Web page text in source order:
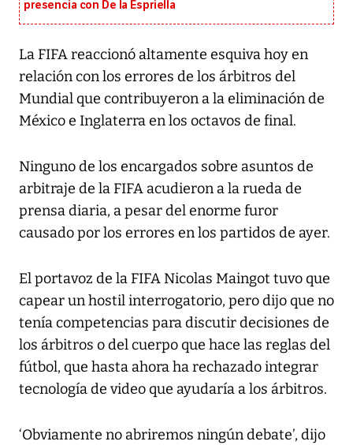
presencia con De la Espriella
La FIFA reaccionó altamente esquiva hoy en
relación con los errores de los árbitros del
Mundial que contribuyeron a la eliminación de
México e Inglaterra en los octavos de final.
Ninguno de los encargados sobre asuntos de
arbitraje de la FIFA acudieron a la rueda de
prensa diaria, a pesar del enorme furor
causado por los errores en los partidos de ayer.
El portavoz de la FIFA Nicolas Maingot tuvo que
capear un hostil interrogatorio, pero dijo que no
tenía competencias para discutir decisiones de
los árbitros o del cuerpo que hace las reglas del
fútbol, que hasta ahora ha rechazado integrar
tecnología de video que ayudaría a los árbitros.
‘Obviamente no abriremos ningún debate’, dijo